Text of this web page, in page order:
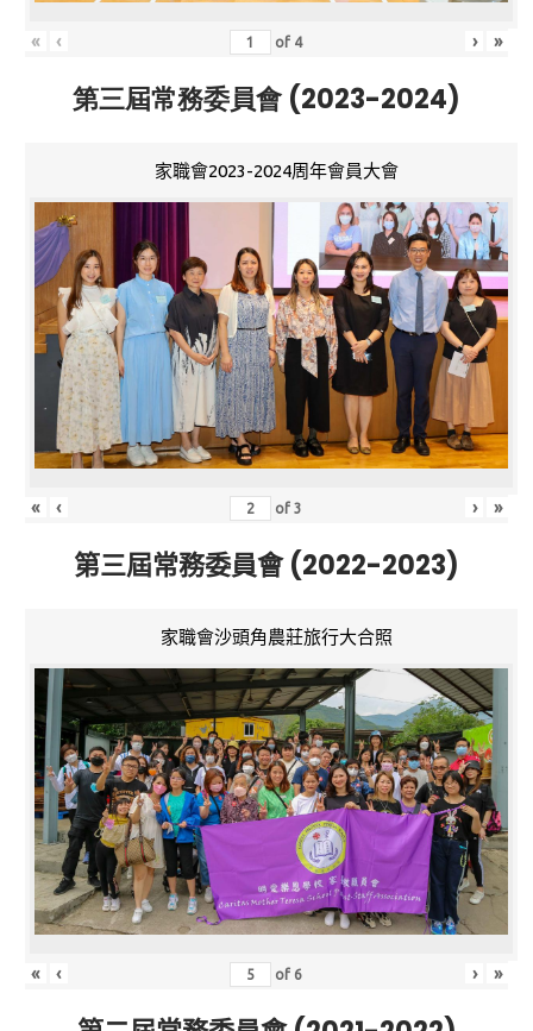
« ‹ of 4 › »
第三屆常務委員會 (2023-2024)
家職會2023-2024周年會員大會
« ‹ of3 › »
第三屆常務委員會 (2022-2023)
家職會沙頭角農莊旅行大合照
« ‹ of 6 › »